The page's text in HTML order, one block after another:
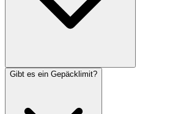
Gibt es ein Gepäcklimit?